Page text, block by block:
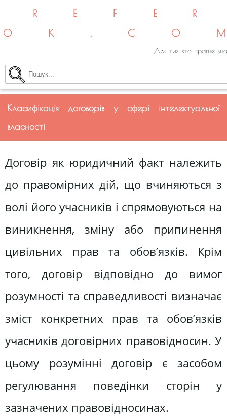
Для тих хто прагне
Класифікація договорів у сфері інтелектуальної
власності
Договір як юридичний факт належить
до правомірних дій, що вчиняються з
волі його учасників і спрямовуються на
виникнення, зміну або припинення
цивільних прав та обов’язків. Крім
того, договір відповідно до вимог
розумності та справедливості визначає
зміст конкретних прав та обов’язків
учасників договірних правовідносин. У
цьому розумінні договір є засобом
регулювання поведінки сторін у
зазначених правовідносинах.